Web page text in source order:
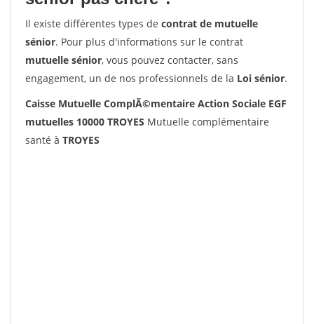
Il existe différentes types de contrat de mutuelle
sénior. Pour plus d'informations sur le contrat
mutuelle sénior, vous pouvez contacter, sans
engagement, un de nos professionnels de la Loi sénior.
Caisse Mutuelle ComplÃ©mentaire Action Sociale EGF
mutuelles 10000 TROYES Mutuelle complémentaire
santé à TROYES